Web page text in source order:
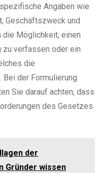
Angaben wie
Geschäftszweck und
die Möglichkeit, einen
verfassen oder ein
die
der Formulierung
Sie darauf achten, dass
des Gesetzes
der
Gründer wissen